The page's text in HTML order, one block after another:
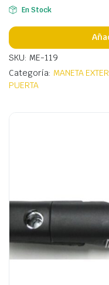
En Stock
SKU: ME-119
Categoría: MANETA
PUERTA